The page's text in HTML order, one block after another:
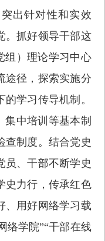
出针对性和实效
。抓好领导干部这
组）理论学习中心
途径，探索实施分
学习传导机制。
集中培训等基本制
查制度。结合党史
员、干部不断学史
史力行，传承红色
、用好网络学习载
络学院”“干部在线